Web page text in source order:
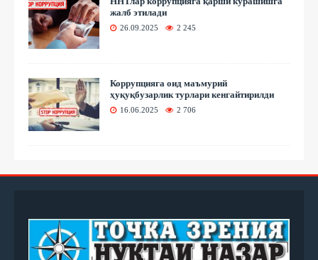
жалб этилади
26.09.2025 2 245
Коррупцияга оид маъмурий
ҳуқуқбузарлик турлари кенгайтирилди
16.06.2025 2 706